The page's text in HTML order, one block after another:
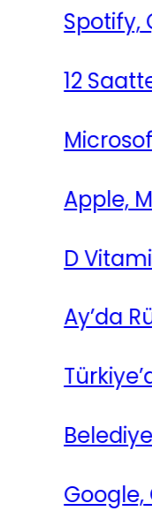
Spotify,
12 Saatte Bir
Microsoft
Apple, M3 Çipli
D Vitamini:
Ay’da Rüzgar
Türkiye’de
Belediye
Google,